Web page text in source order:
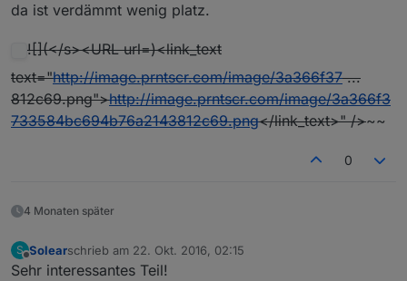
da ist verdämmt wenig platz.
![](</s><URL url=)<link_text
text="http://image.prntscr.com/image/3a366f37...
812c69.png">http://image.prntscr.com/image/3a366f3
733584bc694b76a2143812c69.png</link_text>" />~~
0
4 Monaten später
S
Offline
Solearschrieb am 22. Okt. 2016, 02:15
zuletzt editiert von
Sehr interessantes Teil!